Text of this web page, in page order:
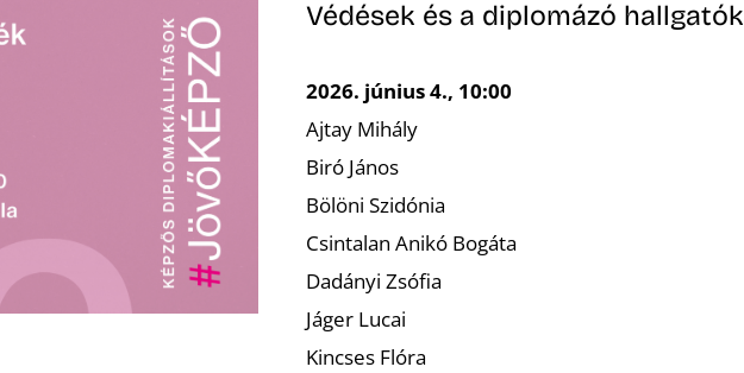
Védések és a diplomázó hallgatók
2026. június 4., 10:00
Ajtay Mihály
Biró János
Bölöni Szidónia
Csintalan Anikó Bogáta
Dadányi Zsófia
Jáger Lucai
Kincses Flóra